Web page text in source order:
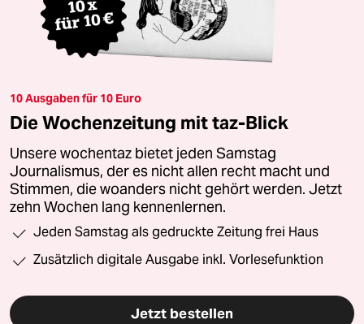
10 Ausgaben für 10 Euro
Die Wochenzeitung mit taz-Blick
Unsere wochentaz bietet jeden Samstag
Journalismus, der es nicht allen recht macht und
Stimmen, die woanders nicht gehört werden. Jetzt
zehn Wochen lang kennenlernen.
Jeden Samstag als gedruckte Zeitung frei Haus
Zusätzlich digitale Ausgabe inkl. Vorlesefunktion
Jetzt bestellen